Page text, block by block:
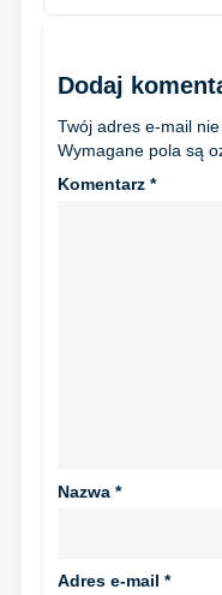
Dodaj
Twój adres e-mail
Wymagane pola są
Komentarz *
Nazwa *
Adres e-mail *